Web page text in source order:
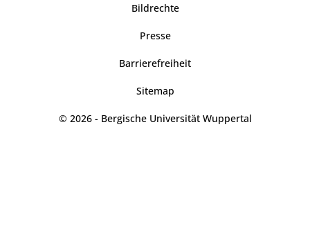
Bildrechte
Presse
Barrierefreiheit
Sitemap
© 2026 - Bergische Universität Wuppertal